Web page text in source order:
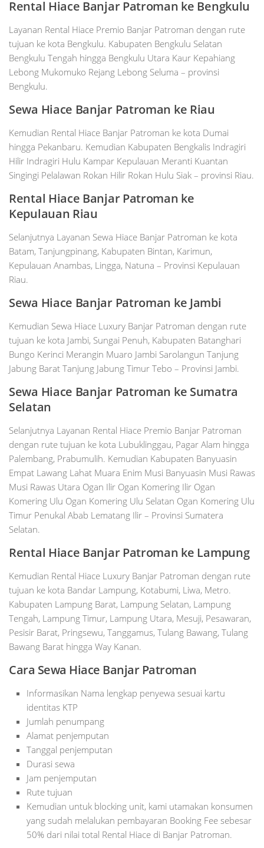
Rental Hiace Banjar Patroman ke Bengkulu
Layanan Rental Hiace Premio Banjar Patroman dengan rute
tujuan ke kota Bengkulu. Kabupaten Bengkulu Selatan
Bengkulu Tengah hingga Bengkulu Utara Kaur Kepahiang
Lebong Mukomuko Rejang Lebong Seluma – provinsi
Bengkulu.
Sewa Hiace Banjar Patroman ke Riau
Kemudian Rental Hiace Banjar Patroman ke kota Dumai
hingga Pekanbaru. Kemudian Kabupaten Bengkalis Indragiri
Hilir Indragiri Hulu Kampar Kepulauan Meranti Kuantan
Singingi Pelalawan Rokan Hilir Rokan Hulu Siak – provinsi Riau.
Rental Hiace Banjar Patroman ke
Kepulauan Riau
Selanjutnya Layanan Sewa Hiace Banjar Patroman ke kota
Batam, Tanjungpinang, Kabupaten Bintan, Karimun,
Kepulauan Anambas, Lingga, Natuna – Provinsi Kepulauan
Riau.
Sewa Hiace Banjar Patroman ke Jambi
Kemudian Sewa Hiace Luxury Banjar Patroman dengan rute
tujuan ke kota Jambi, Sungai Penuh, Kabupaten Batanghari
Bungo Kerinci Merangin Muaro Jambi Sarolangun Tanjung
Jabung Barat Tanjung Jabung Timur Tebo – Provinsi Jambi.
Sewa Hiace Banjar Patroman ke Sumatra
Selatan
Selanjutnya Layanan Rental Hiace Premio Banjar Patroman
dengan rute tujuan ke kota Lubuklinggau, Pagar Alam hingga
Palembang, Prabumulih. Kemudian Kabupaten Banyuasin
Empat Lawang Lahat Muara Enim Musi Banyuasin Musi Rawas
Musi Rawas Utara Ogan Ilir Ogan Komering Ilir Ogan
Komering Ulu Ogan Komering Ulu Selatan Ogan Komering Ulu
Timur Penukal Abab Lematang Ilir – Provinsi Sumatera
Selatan.
Rental Hiace Banjar Patroman ke Lampung
Kemudian Rental Hiace Luxury Banjar Patroman dengan rute
tujuan ke kota Bandar Lampung, Kotabumi, Liwa, Metro.
Kabupaten Lampung Barat, Lampung Selatan, Lampung
Tengah, Lampung Timur, Lampung Utara, Mesuji, Pesawaran,
Pesisir Barat, Pringsewu, Tanggamus, Tulang Bawang, Tulang
Bawang Barat hingga Way Kanan.
Cara Sewa Hiace Banjar Patroman
Informasikan Nama lengkap penyewa sesuai kartu
identitas KTP
Jumlah penumpang
Alamat penjemputan
Tanggal penjemputan
Durasi sewa
Jam penjemputan
Rute tujuan
Kemudian untuk blocking unit, kami utamakan konsumen
yang sudah melalukan pembayaran Booking Fee sebesar
50% dari nilai total Rental Hiace di Banjar Patroman.